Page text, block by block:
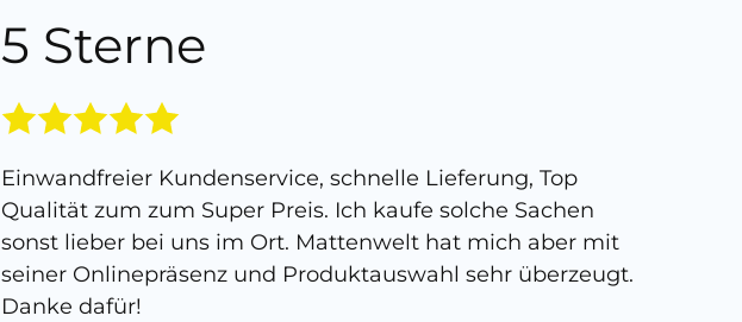
5 Sterne
Einwandfreier Kundenservice, schnelle Lieferung, Top
Qualität zum zum Super Preis. Ich kaufe solche Sachen
sonst lieber bei uns im Ort. Mattenwelt hat mich aber mit
seiner Onlinepräsenz und Produktauswahl sehr überzeugt.
Danke dafür!